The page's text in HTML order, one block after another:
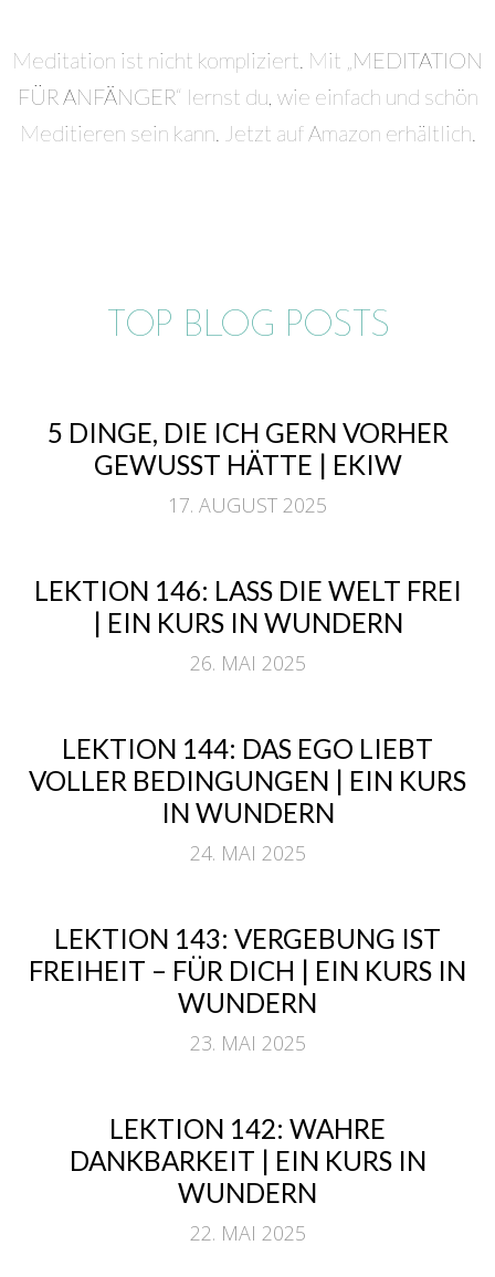
Meditation ist nicht kompliziert. Mit „ MEDITATION
FÜR ANFÄNGER“ lernst du, wie einfach und schön
Meditieren sein kann. Jetzt auf Amazon erhältlich.
TOP BLOG POSTS
5 DINGE, DIE ICH GERN VORHER
GEWUSST HÄTTE | EKIW
17. AUGUST 2025
LEKTION 146: LASS DIE WELT FREI
| EIN KURS IN WUNDERN
26. MAI 2025
LEKTION 144: DAS EGO LIEBT
VOLLER BEDINGUNGEN | EIN KURS
IN WUNDERN
24. MAI 2025
LEKTION 143: VERGEBUNG IST
FREIHEIT – FÜR DICH | EIN KURS IN
WUNDERN
23. MAI 2025
LEKTION 142: WAHRE
DANKBARKEIT | EIN KURS IN
WUNDERN
22. MAI 2025